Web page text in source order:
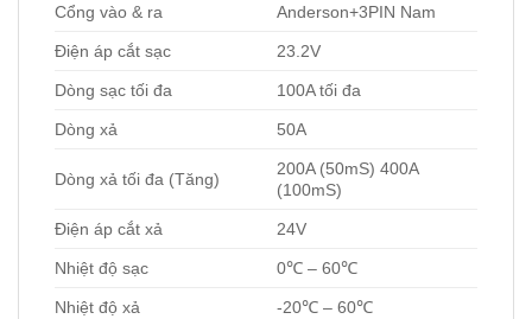
Cổng vào & ra Anderson+3PIN Nam
Điện áp cắt sạc 23.2V
Dòng sạc tối đa 100A tối đa
Dòng xả 50A
Dòng xả tối đa (Tăng)
200A (50mS) 400A
(100mS)
Điện áp cắt xả 24V
Nhiệt độ sạc 0℃ – 60℃
Nhiệt độ xả -20℃ – 60℃